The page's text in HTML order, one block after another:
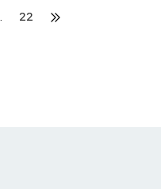
22
다음